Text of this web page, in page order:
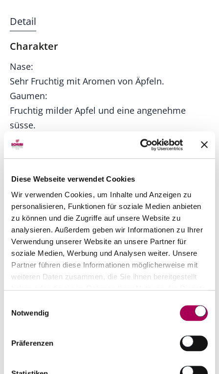
Diese Webseite verwendet Cookies
Wir verwenden Cookies, um Inhalte und Anzeigen zu
personalisieren, Funktionen für soziale Medien anbieten
zu können und die Zugriffe auf unsere Website zu
analysieren. Außerdem geben wir Informationen zu Ihrer
Verwendung unserer Website an unsere Partner für
soziale Medien, Werbung und Analysen weiter. Unsere
Partner führen diese Informationen möglicherweise mit
weiteren Daten zusammen, die Sie ihnen bereitgestellt
haben oder die sie im Rahmen Ihrer Nutzung der Dienste
Notwendig
Präferenzen
Detail
Charakter
Nase:
Sehr Fruchtig mit Aromen von Äpfeln.
Gaumen:
Fruchtig milder Apfel und eine angenehme
süsse.
Abgang:
Terroir
Haselünne der Ort, an dem alles begann. Auch
heute noch hat die Berentzen-Gruppe hier ihre
Zentrale. Die historischen Gebäude im
Ortszentrum beheimaten außerdem unseren
touristischen Berentzen Hof. Weitere Teile der
Verwaltung sowie der Sitz und eine
Co. KG befinden sich an einem zweiten,
Haselünne.